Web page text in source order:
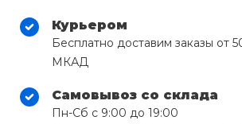
Курьером
Бесплатно доставим заказы от
МКАД
Самовывоз со склада
Пн-Сб с 9:00 до 19:00